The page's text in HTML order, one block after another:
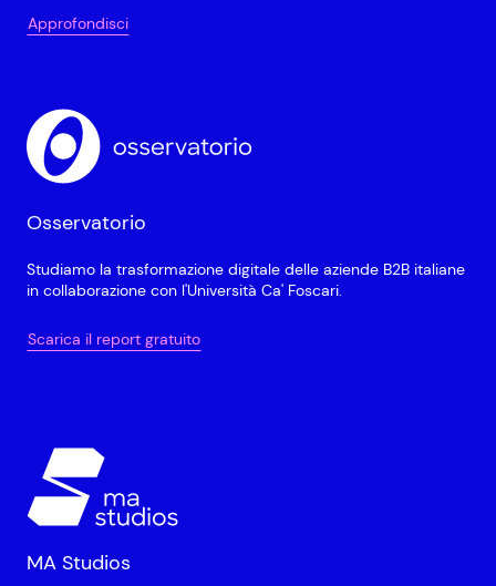
Approfondisci
Osservatorio
Studiamo la trasformazione digitale delle aziende B2B italiane
in collaborazione con l'Università Ca' Foscari.
Scarica il report gratuito
MA Studios